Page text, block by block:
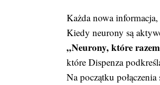
Każda nowa
Kiedy neurony są
„Neurony, które
które Dispenza
Na początku